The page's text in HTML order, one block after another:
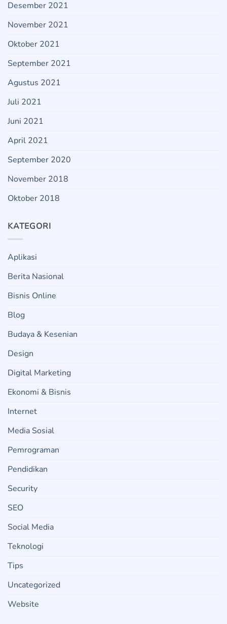
Desember 2021
November 2021
Oktober 2021
September 2021
Agustus 2021
Juli 2021
Juni 2021
April 2021
September 2020
November 2018
Oktober 2018
KATEGORI
Aplikasi
Berita Nasional
Bisnis Online
Blog
Budaya & Kesenian
Design
Digital Marketing
Ekonomi & Bisnis
Internet
Media Sosial
Pemrograman
Pendidikan
Security
SEO
Social Media
Teknologi
Tips
Uncategorized
Website